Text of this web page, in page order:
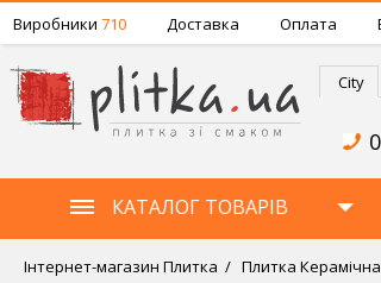
Виробники 710 Доставка Оплата
City
КАТАЛОГ ТОВАРІВ
Інтернет-магазин Плитка Плитка Керамічна